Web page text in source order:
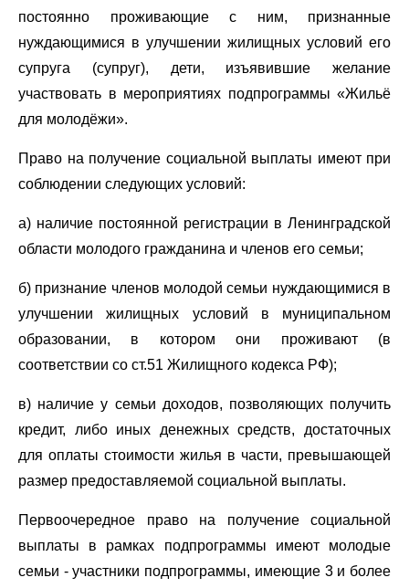
постоянно проживающие с ним, признанные
нуждающимися в улучшении жилищных условий его
супруга (супруг), дети, изъявившие желание
участвовать в мероприятиях подпрограммы «Жильё
для молодёжи».
Право на получение социальной выплаты имеют при
соблюдении следующих условий:
а) наличие постоянной регистрации в Ленинградской
области молодого гражданина и членов его семьи;
б) признание членов молодой семьи нуждающимися в
улучшении жилищных условий в муниципальном
образовании, в котором они проживают (в
соответствии со ст.51 Жилищного кодекса РФ);
в) наличие у семьи доходов, позволяющих получить
кредит, либо иных денежных средств, достаточных
для оплаты стоимости жилья в части, превышающей
размер предоставляемой социальной выплаты.
Первоочередное право на получение социальной
выплаты в рамках подпрограммы имеют молодые
семьи - участники подпрограммы, имеющие 3 и более